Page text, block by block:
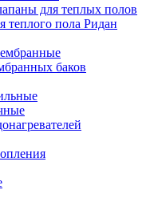
для теплых полов
теплого пола Ридан
баков